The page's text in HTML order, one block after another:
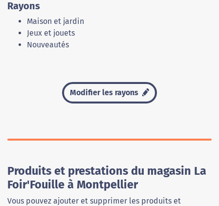
Rayons
Maison et jardin
Jeux et jouets
Nouveautés
Modifier les rayons
Produits et prestations du magasin La
Foir'Fouille à Montpellier
Vous pouvez ajouter et supprimer les produits et